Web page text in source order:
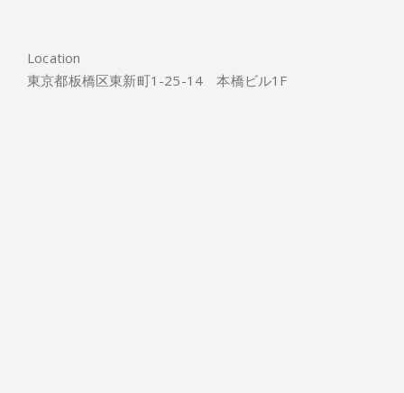
Location
東京都板橋区東新町1-25-14 本橋ビル1F